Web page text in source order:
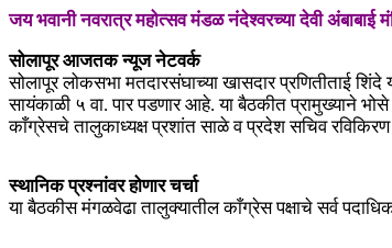
जय भवानी नवरात्र महोत्सव मंडळ नंदेश्वरच्या देवी अंबाबाई
सोलापूर आजतक न्यूज नेटवर्क
सोलापूर लोकसभा मतदारसंघाच्या खासदार प्रणितीताई शिंदे
सायंकाळी ५ वा. पार पडणार आहे. या बैठकीत प्रामुख्याने
काँग्रेसचे तालुकाध्यक्ष प्रशांत साळे व प्रदेश सचिव
स्थानिक प्रश्नांवर होणार चर्चा
या बैठकीस मंगळवेढा तालुक्यातील काँग्रेस पक्षाचे सर्व